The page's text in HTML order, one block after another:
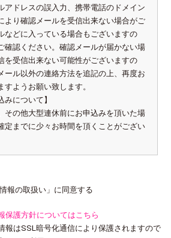
アドレスの誤入力、携帯電話のドメイン
より確認メールを受信出来ない場合がご
などに入っている場合もございますの
確認ください。確認メールが届かない場
を受信出来ない可能性がございますの
ール以外の連絡方法を追記の上、再度お
ようお願い致します。
みについて】
その他大型連休前にお申込みを頂いた場
定までに少々お時間を頂くことがござい
情報の取扱い」に同意する
保護方針についてはこちら
報はSSL暗号化通信により保護されますので